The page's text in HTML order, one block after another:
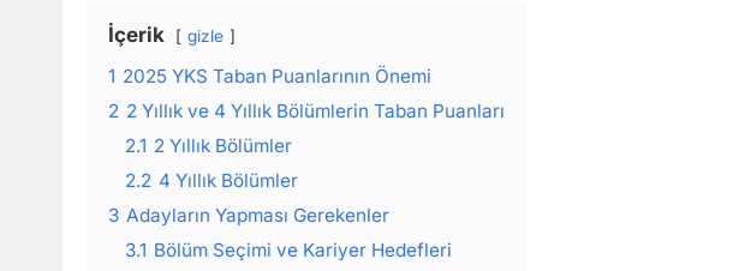
İçerik gizle
1 2025 YKS Taban Puanlarının Önemi
2 2 Yıllık ve 4 Yıllık Bölümlerin Taban Puanları
2.1 2 Yıllık Bölümler
2.2 4 Yıllık Bölümler
3 Adayların Yapması Gerekenler
3.1 Bölüm Seçimi ve Kariyer Hedefleri